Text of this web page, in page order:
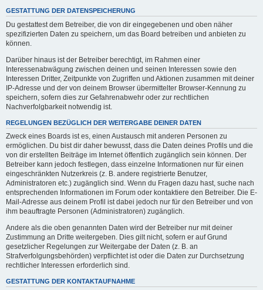
GESTATTUNG DER DATENSPEICHERUNG
Du gestattest dem Betreiber, die von dir eingegebenen und oben näher
spezifizierten Daten zu speichern, um das Board betreiben und anbieten zu
können.
Darüber hinaus ist der Betreiber berechtigt, im Rahmen einer
Interessenabwägung zwischen deinen und seinen Interessen sowie den
Interessen Dritter, Zeitpunkte von Zugriffen und Aktionen zusammen mit deiner
IP-Adresse und der von deinem Browser übermittelter Browser-Kennung zu
speichern, sofern dies zur Gefahrenabwehr oder zur rechtlichen
Nachverfolgbarkeit notwendig ist.
REGELUNGEN BEZÜGLICH DER WEITERGABE DEINER DATEN
Zweck eines Boards ist es, einen Austausch mit anderen Personen zu
ermöglichen. Du bist dir daher bewusst, dass die Daten deines Profils und die
von dir erstellten Beiträge im Internet öffentlich zugänglich sein können. Der
Betreiber kann jedoch festlegen, dass einzelne Informationen nur für einen
eingeschränkten Nutzerkreis (z. B. andere registrierte Benutzer,
Administratoren etc.) zugänglich sind. Wenn du Fragen dazu hast, suche nach
entsprechenden Informationen im Forum oder kontaktiere den Betreiber. Die E-
Mail-Adresse aus deinem Profil ist dabei jedoch nur für den Betreiber und von
ihm beauftragte Personen (Administratoren) zugänglich.
Andere als die oben genannten Daten wird der Betreiber nur mit deiner
Zustimmung an Dritte weitergeben. Dies gilt nicht, sofern er auf Grund
gesetzlicher Regelungen zur Weitergabe der Daten (z. B. an
Strafverfolgungsbehörden) verpflichtet ist oder die Daten zur Durchsetzung
rechtlicher Interessen erforderlich sind.
GESTATTUNG DER KONTAKTAUFNAHME